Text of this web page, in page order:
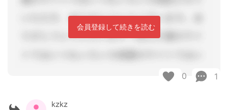
会員登録して続きを読む
0 1
kzkz